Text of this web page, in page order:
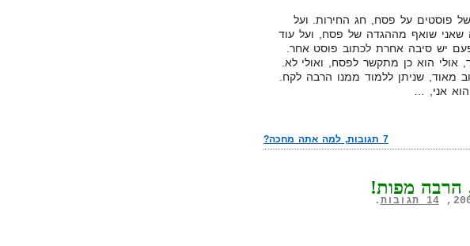
פוסטים על פסח, חג החירות. ועל
שאני שואף מההגדה של פסח, ועל עוד
יש סיבה אחרת לכתוב פוסט אחר.
אולי הוא כן מתקשר לפסח, ואולי לא.
מאוד, שניתן ללמוד ממנו הרבה לקח.
אני, …
7 תגובות, למה אתה מחכה?
הרבה מפות!
14 תגובות .